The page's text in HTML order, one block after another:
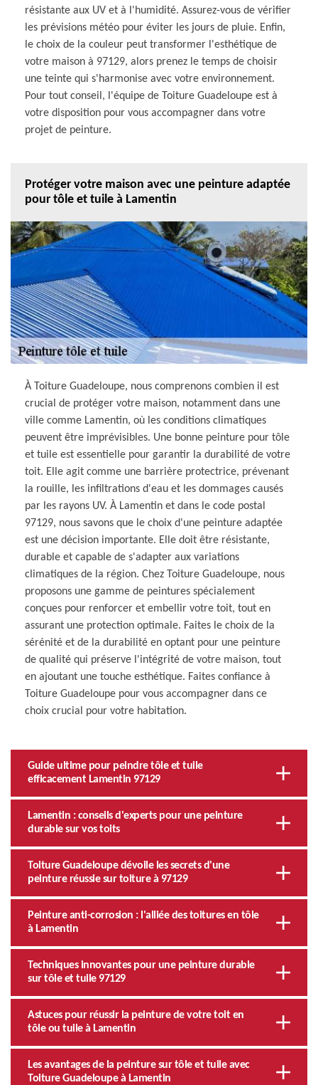
résistante aux UV et à l'humidité. Assurez-vous de vérifier
les prévisions météo pour éviter les jours de pluie. Enfin,
le choix de la couleur peut transformer l'esthétique de
votre maison à 97129, alors prenez le temps de choisir
une teinte qui s'harmonise avec votre environnement.
Pour tout conseil, l'équipe de Toiture Guadeloupe est à
votre disposition pour vous accompagner dans votre
projet de peinture.
Protéger votre maison avec une peinture adaptée
pour tôle et tuile à Lamentin
À Toiture Guadeloupe, nous comprenons combien il est
crucial de protéger votre maison, notamment dans une
ville comme Lamentin, où les conditions climatiques
peuvent être imprévisibles. Une bonne peinture pour tôle
et tuile est essentielle pour garantir la durabilité de votre
toit. Elle agit comme une barrière protectrice, prévenant
la rouille, les infiltrations d'eau et les dommages causés
par les rayons UV. À Lamentin et dans le code postal
97129, nous savons que le choix d'une peinture adaptée
est une décision importante. Elle doit être résistante,
durable et capable de s'adapter aux variations
climatiques de la région. Chez Toiture Guadeloupe, nous
proposons une gamme de peintures spécialement
conçues pour renforcer et embellir votre toit, tout en
assurant une protection optimale. Faites le choix de la
sérénité et de la durabilité en optant pour une peinture
de qualité qui préserve l'intégrité de votre maison, tout
en ajoutant une touche esthétique. Faites confiance à
Toiture Guadeloupe pour vous accompagner dans ce
choix crucial pour votre habitation.
Guide ultime pour peindre tôle et tuile
efficacement Lamentin 97129
Lamentin : conseils d'experts pour une peinture
durable sur vos toits
Toiture Guadeloupe dévoile les secrets d'une
peinture réussie sur toiture à 97129
Peinture anti-corrosion : l'alliée des toitures en tôle
à Lamentin
Techniques innovantes pour une peinture durable
sur tôle et tuile 97129
Astuces pour réussir la peinture de votre toit en
tôle ou tuile à Lamentin
Les avantages de la peinture sur tôle et tuile avec
Toiture Guadeloupe à Lamentin